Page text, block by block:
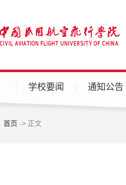
学校要闻 通知公告
首页 -> 正文